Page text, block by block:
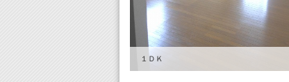
１ＤＫ